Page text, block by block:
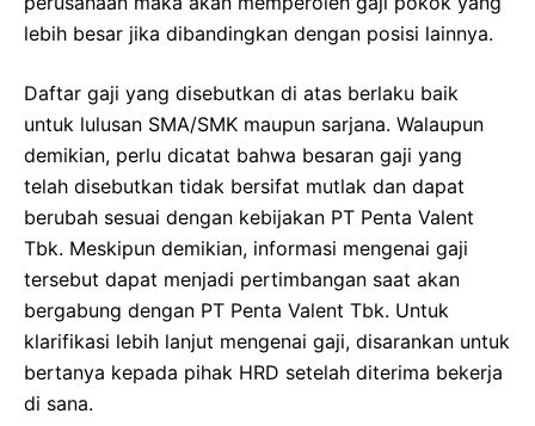
lebih besar jika dibandingkan dengan posisi lainnya.
Daftar gaji yang disebutkan di atas berlaku baik
untuk lulusan SMA/SMK maupun sarjana. Walaupun
demikian, perlu dicatat bahwa besaran gaji yang
telah disebutkan tidak bersifat mutlak dan dapat
berubah sesuai dengan kebijakan PT Penta Valent
Tbk. Meskipun demikian, informasi mengenai gaji
tersebut dapat menjadi pertimbangan saat akan
bergabung dengan PT Penta Valent Tbk. Untuk
klarifikasi lebih lanjut mengenai gaji, disarankan untuk
bertanya kepada pihak HRD setelah diterima bekerja
di sana.